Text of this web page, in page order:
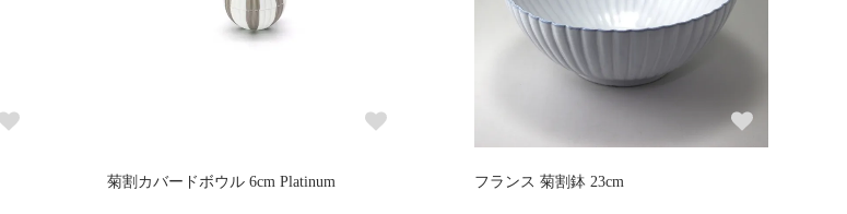
菊割カバードボウル 6cm Platinum フランス 菊割鉢 23cm